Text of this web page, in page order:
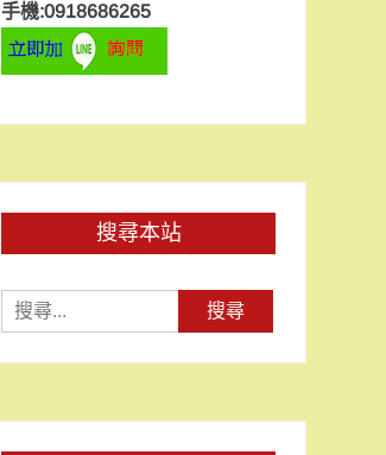
手機:0918686265
搜尋本站
尋
關